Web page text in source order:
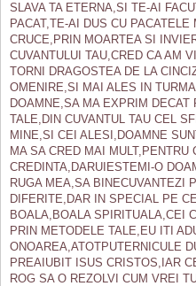
SLAVA TA ETERNA,SI TE-AI
PACAT,TE-AI DUS CU
CRUCE,PRIN MOARTEA SI
CUVANTULUI TAU,CRED CA AM
TORNI DRAGOSTEA DE LA
OMENIRE,SI MAI ALES IN
DOAMNE,SA MA EXPRIM
TALE,DIN CUVANTUL TAU CEL
MINE,SI CEI ALESI,DOAMNE
MA SA CRED MAI MULT,PENTRU
CREDINTA,DARUIESTEMI-O
RUGA MEA,SA BINECUVANTEZI
DIFERITE,DAR IN SPECIAL PE
BOALA,BOALA SPIRITUALA,CEI
PRIN METODELE TALE,EU ITI
ONOAREA,ATOTPUTERNICULE
PREAIUBIT ISUS CRISTOS,IAR
ROG SA O REZOLVI CUM VREI